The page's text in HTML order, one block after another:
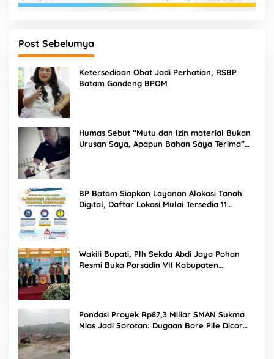
Post Sebelumya
Ketersediaan Obat Jadi Perhatian, RSBP
Batam Gandeng BPOM
Humas Sebut “Mutu dan Izin material Bukan
Urusan Saya, Apapun Bahan Saya Terima”
BP Batam Siapkan Layanan Alokasi Tanah
Digital, Daftar Lokasi Mulai Tersedia 11
Wakili Bupati, Plh Sekda Abdi Jaya Pohan
Resmi Buka Porsadin VII Kabupaten
Pondasi Proyek Rp87,3 Miliar SMAN Sukma
Nias Jadi Sorotan: Dugaan Bore Pile Dicor